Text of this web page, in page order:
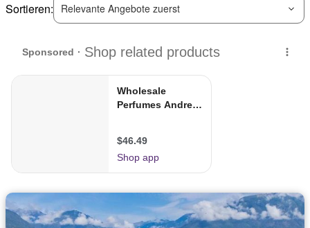
Sortieren:
Relevante Angebote zuerst